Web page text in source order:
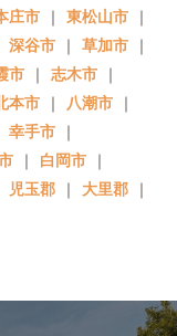
庄市 ｜ 東松山市 ｜
深谷市 ｜ 草加市 ｜
市 ｜ 志木市 ｜
本市 ｜ 八潮市 ｜
幸手市 ｜
｜ 白岡市 ｜
児玉郡 ｜ 大里郡 ｜